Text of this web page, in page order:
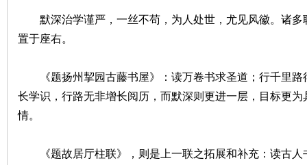
默深治学谨严，一丝不苟，为人处世，尤见风徽。诸多
置于座右。
《题扬州挈园古藤书屋》：读万卷书求圣道；行千里路
长学识，行路无非增长阅历，而默深则更进一层，目标更
情。
《题故居厅柱联》，则是上一联之拓展和补充：读古人